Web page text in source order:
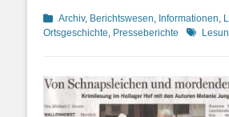
Kategorien
Archiv, Berichtswesen, Informationen,
Ortsgeschichte, Presseberichte